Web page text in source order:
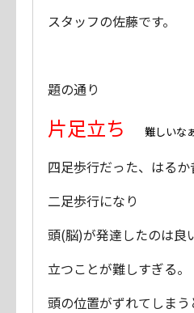
スタッフの佐藤です。
題の通り
片足立ち 難しい
四足歩行だった、はるか
二足歩行になり
頭(脳)が発達したのは良
立つことが難しすぎる。
頭の位置がずれてしまう